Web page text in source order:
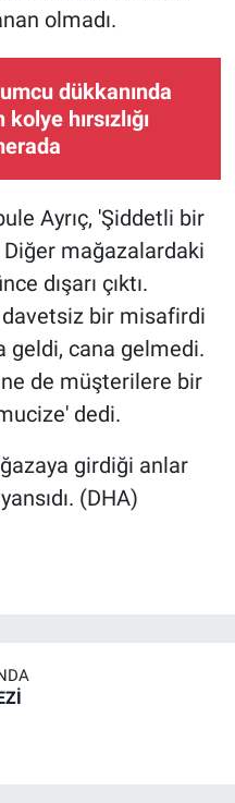
olmadı.
dükkanında
kolye hırsızlığı
Ayrıç, 'Şiddetli bir
mağazalardaki
dışarı çıktı.
bir misafirdi
geldi, cana gelmedi.
de müşterilere bir
dedi.
girdiği anlar
(DHA)